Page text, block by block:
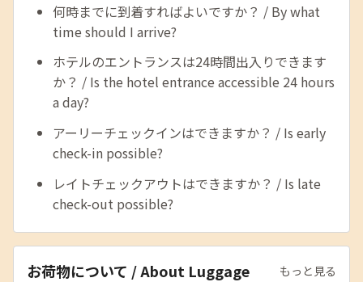
何時までに到着すればよいですか？ / By what
time should I arrive?
ホテルのエントランスは24時間出入りできます
か？ / Is the hotel entrance accessible 24 hours
a day?
アーリーチェックインはできますか？ / Is early
check-in possible?
レイトチェックアウトはできますか？ / Is late
check-out possible?
お荷物について / About Luggage もっと見る